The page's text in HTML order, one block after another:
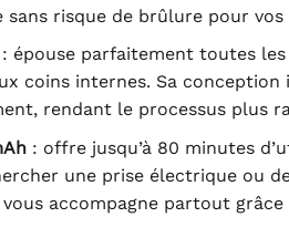
sans risque de brûlure pour
épouse parfaitement toutes les
coins internes. Sa conception
rendant le processus plus
: offre jusqu’à 80 minutes
une prise électrique ou
vous accompagne partout